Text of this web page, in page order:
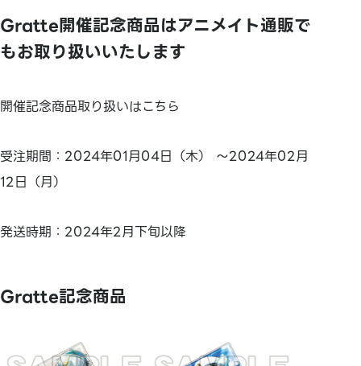
Gratte開催記念商品はアニメイト通販で
もお取り扱いいたします
開催記念商品取り扱いはこちら
受注期間：2024年01月04日（木） ～2024年02月
12日（月）
発送時期：2024年2月下旬以降
Gratte記念商品